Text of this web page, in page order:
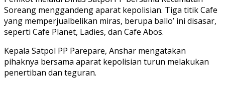
Soreang menggandeng aparat kepolisian. Tiga titik Cafe
yang memperjualbelikan miras, berupa ballo’ ini disasar,
seperti Cafe Planet, Ladies, dan Cafe Abos.
Kepala Satpol PP Parepare, Anshar mengatakan
pihaknya bersama aparat kepolisian turun melakukan
penertiban dan teguran.